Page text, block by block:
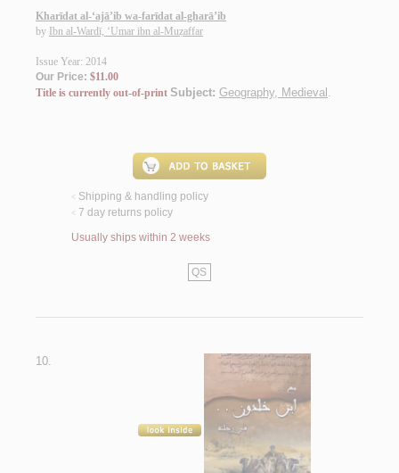
Kharīdat al-‘ajā’ib wa-farīdat al-gharā’ib
by Ibn al-Wardī, ‘Umar ibn al-Muẓaffar
Issue Year: 2014
Our Price: $11.00
Title is currently out-of-print Subject: Geography, Medieval .
< Shipping & handling policy
< 7 day returns policy
Usually ships within 2 weeks
QS
10.